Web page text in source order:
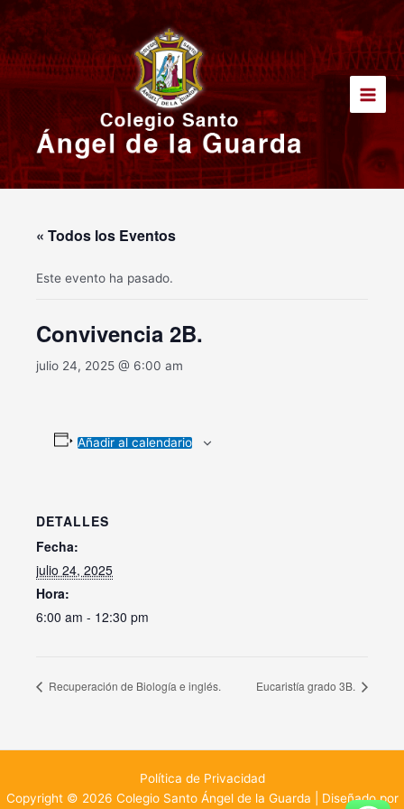
al
contenido
Main
« Todos los Eventos
Este evento ha pasado.
Convivencia 2B.
julio 24, 2025 @ 6:00 am
Añadir al calendario
DETALLES
Fecha:
julio 24, 2025
Hora:
6:00 am - 12:30 pm
Recuperación de Biología e inglés. Eucaristía grado 3B.
Política de Privacidad
Copyright © 2026 Colegio Santo Ángel de la Guarda | Diseñado por